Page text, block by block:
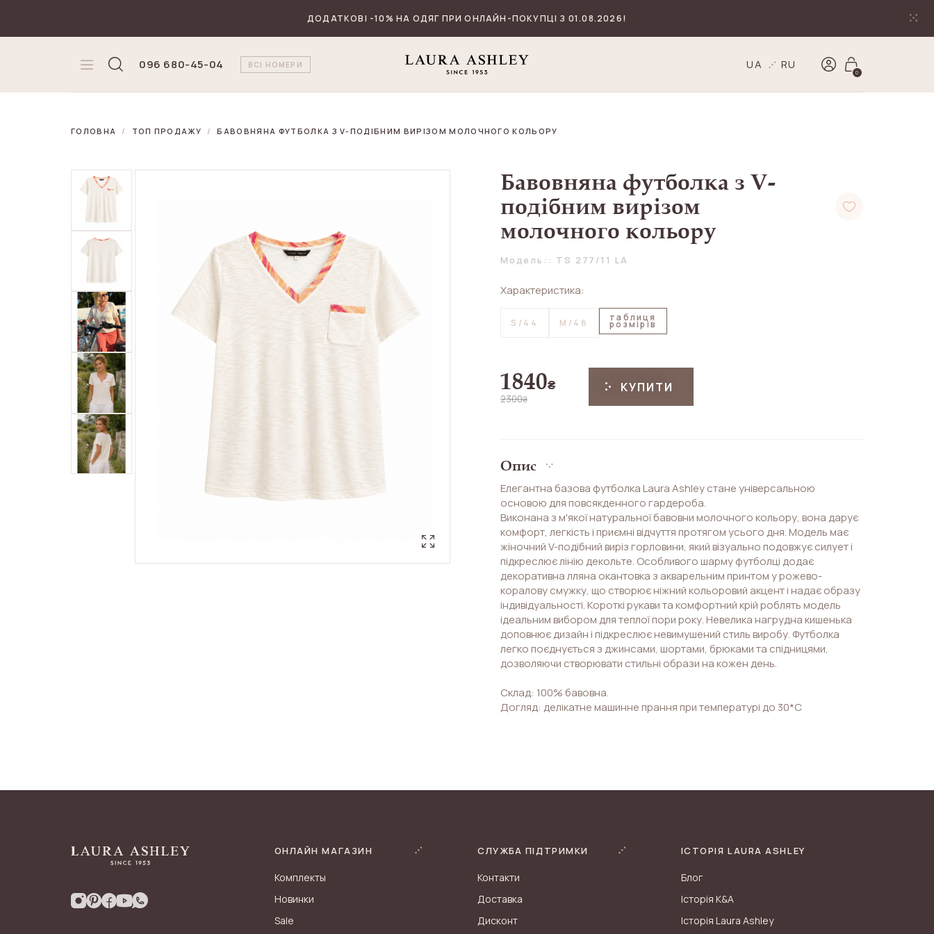
ДОДАТКОВІ -10% НА ОДЯГ ПРИ ОНЛАЙН-ПОКУПЦІ З 01.08.2026!
096 680-45-04 ВСІ НОМЕРИ UA RU
0
ГОЛОВНА ТОП ПРОДАЖУ БАВОВНЯНА ФУТБОЛКА З V-ПОДІБНИМ ВИРІЗОМ МОЛОЧНОГО КОЛЬОРУ
Бавовняна футболка з V-
подібним вирізом
молочного кольору
Модель:: TS 277/11 LA
Характеристика:
S/44 M/46 таблиця
розмірів
1840₴
2300₴
КУПИТИ
Опис
Елегантна базова футболка Laura Ashley стане універсальною
основою для повсякденного гардероба.
Виконана з м'якої натуральної бавовни молочного кольору, вона дарує
комфорт, легкість і приємні відчуття протягом усього дня. Модель має
жіночний V-подібний виріз горловини, який візуально подовжує силует і
підкреслює лінію декольте. Особливого шарму футболці додає
декоративна лляна окантовка з акварельним принтом у рожево-
коралову смужку, що створює ніжний кольоровий акцент і надає образу
індивідуальності. Короткі рукави та комфортний крій роблять модель
ідеальним вибором для теплої пори року. Невелика нагрудна кишенька
доповнює дизайн і підкреслює невимушений стиль виробу. Футболка
легко поєднується з джинсами, шортами, брюками та спідницями,
дозволяючи створювати стильні образи на кожен день.
Склад: 100% бавовна.
Догляд: делікатне машинне прання при температурі до 30*С
ОНЛАЙН МАГАЗИН
Комплекты
Новинки
Sale
СЛУЖБА ПІДТРИМКИ
Контакти
Доставка
Дисконт
ІСТОРІЯ LAURA ASHLEY
Блог
Історія K&A
Історія Laura Ashley